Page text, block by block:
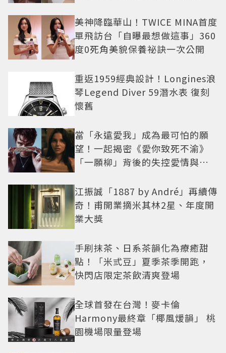
美神降臨華山！TWICE MINA首度
單飛訪台「自曝最想做這事」360
度0死角美貌保養祕訣一次公開
重返1959經典設計！Longines浪
琴Legend Diver 59潛水表 復刻
懷舊
當「永遠愛我」成為最可怕的願
望！一起揭密《愛你致死不渝》
「一願柳」背後的失控愛情與爆
江振誠「1887 by André」再續傳
奇！甫開業摘米其林2星、年度開
業大獎
手刷抹茶、日系茶韻化為療癒甜
點！「米弎豆」夏季茶季開跑，
快閃店限定茶飲清爽登場
全球首發在台灣！麥卡倫
Harmony最終章「椰風煖韻」 桃
園機場限量登場